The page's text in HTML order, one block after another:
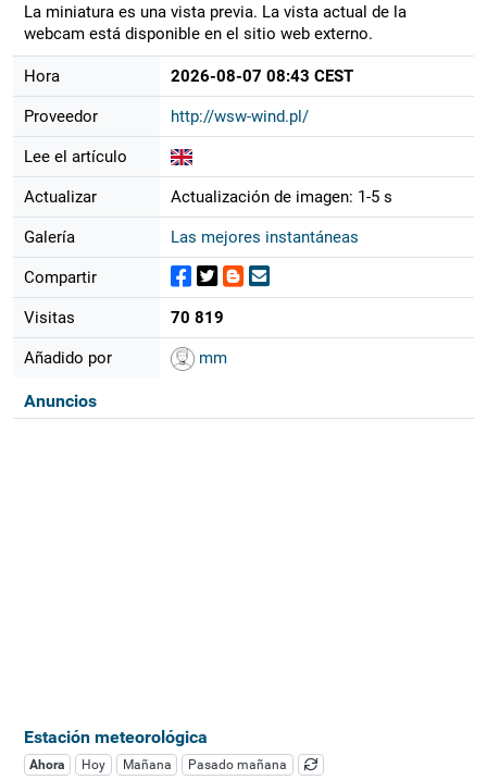
La miniatura es una vista previa. La vista actual de la
webcam está disponible en el sitio web externo.
Hora 2026-08-07 08:43 CEST
Proveedor http://wsw-wind.pl/
Lee el artículo
Actualizar Actualización de imagen: 1-5 s
Galería Las mejores instantáneas
Compartir
Visitas 70 819
Añadido por mm
Anuncios
Estación meteorológica
Ahora Hoy Mañana Pasado mañana